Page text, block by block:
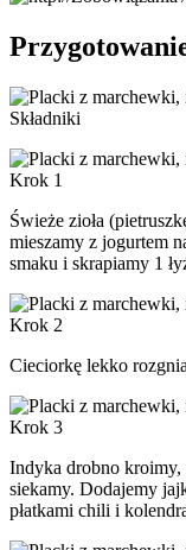
Świeże zioła
mieszamy z jogurtem
smaku i skrapiamy 1
Cieciorkę lekko
Indyka drobno kroimy,
siekamy. Dodajemy
płatkami chili i